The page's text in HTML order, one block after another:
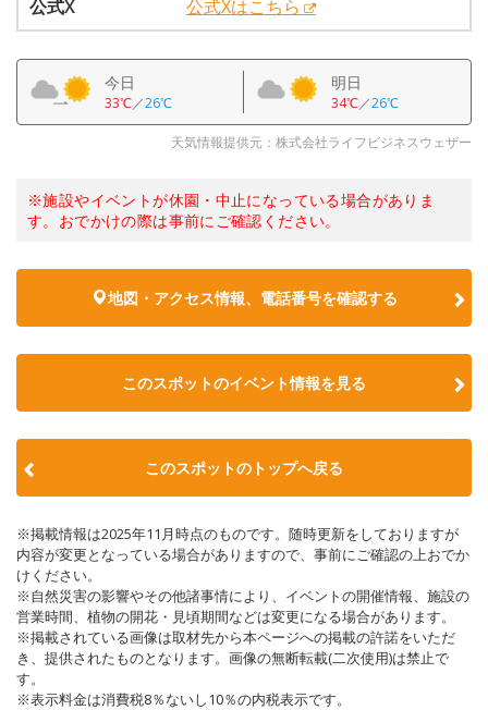
公式X
公式Xはこちら
今日
33℃／26℃
明日
34℃／26℃
天気情報提供元：株式会社ライフビジネスウェザー
※施設やイベントが休園・中止になっている場合がありま
す。おでかけの際は事前にご確認ください。
地図・アクセス情報、電話番号を確認する
このスポットのイベント情報を見る
このスポットのトップへ戻る
※掲載情報は2025年11月時点のものです。随時更新をしておりますが
内容が変更となっている場合がありますので、事前にご確認の上おでか
けください。
※自然災害の影響やその他諸事情により、イベントの開催情報、施設の
営業時間、植物の開花・見頃期間などは変更になる場合があります。
※掲載されている画像は取材先から本ページへの掲載の許諾をいただ
き、提供されたものとなります。画像の無断転載(二次使用)は禁止で
す。
※表示料金は消費税8％ないし10％の内税表示です。